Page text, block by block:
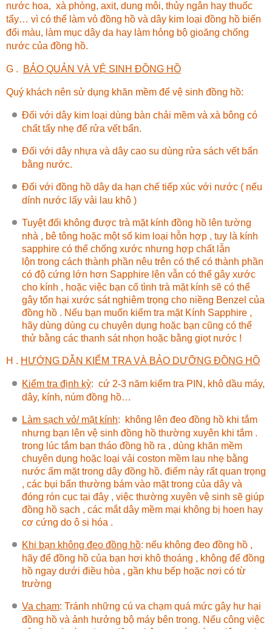
nước hoa, xà phòng, axit, dung môi, thủy ngân hay thuốc
tẩy… vì có thể làm vỏ đồng hồ và dây kim loại đồng hồ biến
đổi màu, làm mục dây da hay làm hỏng bộ gioăng chống
nước của đồng hồ.
G . BẢO QUẢN VÀ VỆ SINH ĐỒNG HỒ
Quý khách nên sử dụng khăn mềm để vệ sinh đồng hồ:
Đối với dây kim loại dùng bàn chải mềm và xà bông có
chất tẩy nhẹ để rửa vết bẩn.
Đối với dây nhựa và dây cao su dùng rửa sách vết bẩn
bằng nước.
Đối với đồng hồ dây da hạn chế tiếp xúc với nước ( nếu
dính nước lấy vải lau khô )
Tuyệt đối không được trà mặt kính đồng hồ lên tường
nhà , bê tông hoặc một số kim loại hỗn hợp , tuy là kính
sapphire có thể chống xước nhưng hợp chất lẫn
lộn trong cách thành phần nêu trên có thể có thành phần
có độ cứng lớn hơn Sapphire lên vẫn có thể gây xước
cho kính , hoặc việc bạn cố tình trà mặt kính sẽ có thể
gây tổn hại xước sát nghiêm trọng cho niềng Benzel của
đồng hồ . Nếu bạn muốn kiểm tra mặt Kính Sapphire ,
hãy dùng dùng cụ chuyên dụng hoặc bạn cũng có thể
thử bằng các thanh sát nhọn hoặc bằng giọt nước !
H . HƯỚNG DẪN KIỂM TRA VÀ BẢO DƯỠNG ĐỒNG HỒ
Kiểm tra định kỳ: cứ 2-3 năm kiểm tra PIN, khô dầu máy,
dây, kính, núm đồng hồ…
Làm sạch vỏ/ mặt kính:
không lên đeo đồng hồ khi tắm
nhưng bạn lên vệ sinh đồng hồ thường xuyên khi tắm .
trong lúc tắm bạn tháo đồng hồ ra , dùng khăn mềm
chuyên dụng hoặc loại vải coston mềm lau nhẹ bằng
nước ấm mặt trong dây đồng hồ. điểm này rất quan trọng
, các bụi bẩn thường bám vào mặt trong của dây và
đóng rón cục tại đây , việc thường xuyên vệ sinh sẽ giúp
đồng hồ sạch , các mắt dây mềm mại không bị hoen hay
cơ cứng do ô si hóa .
Khi bạn không đeo đồng hồ: nếu không đeo đồng hồ ,
hãy để đồng hồ của bạn hơi khô thoáng , không để đồng
hồ ngay dưới điều hòa , gần khu bếp hoặc nơi có từ
trường
Va chạm: Tránh những cú va chạm quá mức gây hư hại
đồng hồ và ảnh hưởng bộ máy bên trong. Nếu công việc